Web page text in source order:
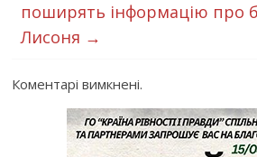
поширять інформацію про
Лисоня →
Коментарі вимкнені.